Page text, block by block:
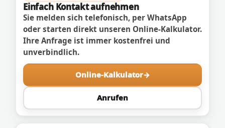
Einfach Kontakt aufnehmen
Sie melden sich telefonisch, per WhatsApp
oder starten direkt unseren Online-Kalkulator.
Ihre Anfrage ist immer kostenfrei und
unverbindlich.
Online-Kalkulator
Anrufen